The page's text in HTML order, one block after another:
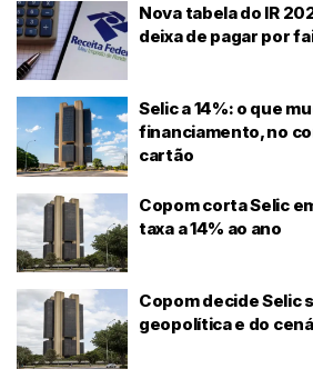
Nova tabela do IR
deixa de pagar por
Selic a 14%: o que
financiamento, no
cartão
Copom corta Selic
taxa a 14% ao ano
Copom decide Selic
geopolítica e do